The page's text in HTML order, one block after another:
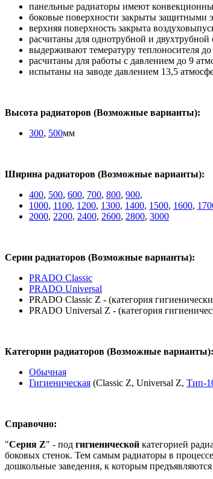
панельные радиаторы имеют
боковые поверхности закрыты защитными
верхняя поверхность закрыта
расчитаны для однотрубной и двухтрубной
выдерживают темературу теплоносителя до
расчитаны для работы с давлением до 9
испытаны на заводе давлением 13,5
Высота радиаторов (Возможные варианты):
300, 500мм
Ширина радиаторов (Возможные варианты):
400, 500, 600, 700, 800, 900,
1000, 1100, 1200, 1300, 1400, 1500, 1600,
2000, 2200, 2400, 2600, 2800, 3000
Серии радиаторов (Возможные варианты):
PRADO Classic
PRADO Universal
PRADO Classic Z - (категория
PRADO Universal Z - (категория
Категории радиаторов (Возможные варианты):
Обычная
Гигиеническая (Classic Z, Universal Z, Тип-
Справочно:
"Серия Z" - под гигиенической категорией
боковых стенок. Тем самым радиаторы в
дошкольные заведения, к которым